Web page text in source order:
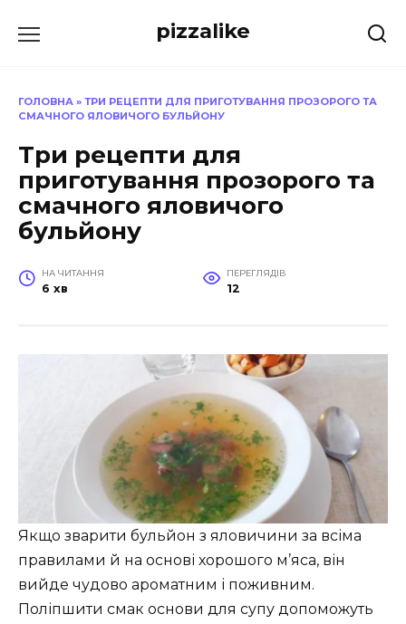
до
pizzalike
ГОЛОВНА » ТРИ РЕЦЕПТИ ДЛЯ ПРИГОТУВАННЯ ПРОЗОРОГО ТА
СМАЧНОГО ЯЛОВИЧОГО БУЛЬЙОНУ
Три рецепти для
приготування прозорого та
смачного яловичого
бульйону
НА ЧИТАННЯ
6 хв
ПЕРЕГЛЯДІВ
12
Якщо зварити бульйон з яловичини за всіма
правилами й на основі хорошого м’яса, він
вийде чудово ароматним і поживним.
Поліпшити смак основи для супу допоможуть